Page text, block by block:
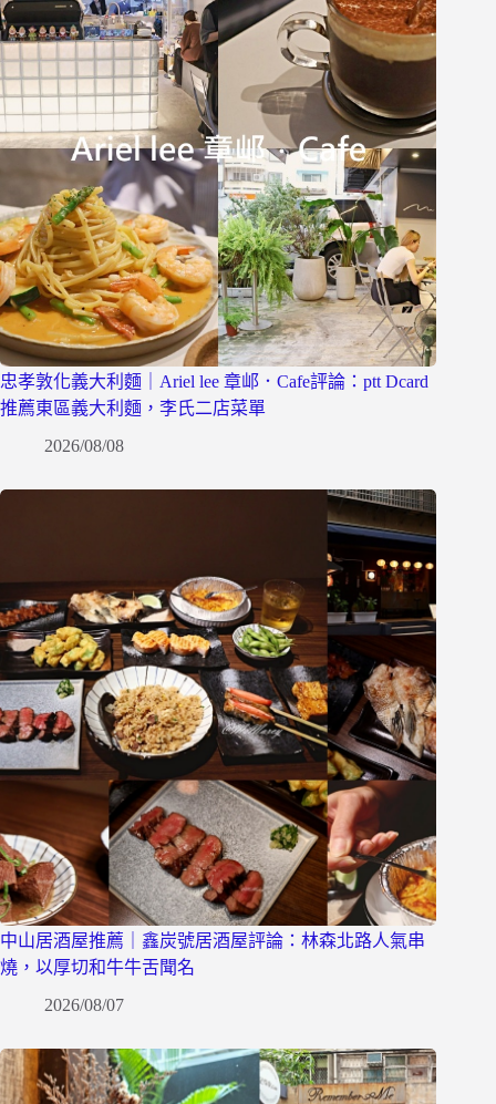
忠孝敦化義大利麵｜Ariel lee 章邖．Cafe評論：ptt Dcard
推薦東區義大利麵，李氏二店菜單
2026/08/08
中山居酒屋推薦｜鑫炭號居酒屋評論：林森北路人氣串
燒，以厚切和牛牛舌聞名
2026/08/07